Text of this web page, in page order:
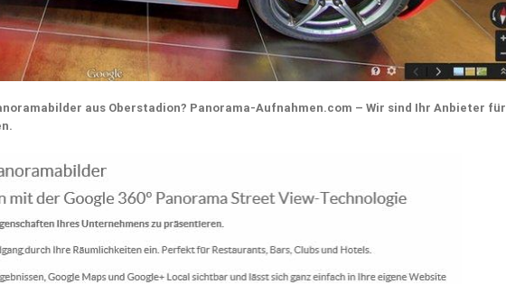
aus Oberstadion? Panorama-Aufnahmen.com – Wir sind Ihr Anbieter für